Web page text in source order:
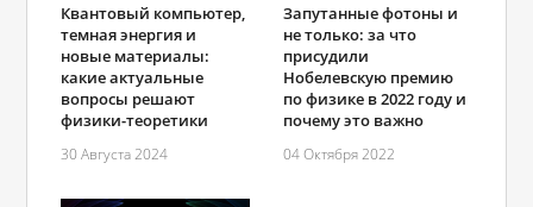
Квантовый компьютер,
темная энергия и
новые материалы:
какие актуальные
вопросы решают
физики-теоретики
30 Августа 2024
Запутанные фотоны и
не только: за что
присудили
Нобелевскую премию
по физике в 2022 году и
почему это важно
04 Октября 2022